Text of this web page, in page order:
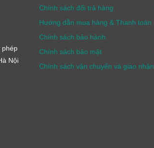
phép
Nội
Chính sách đổi trả hàng
Hướng dẫn mua hàng & Thanh toán
Chính sách bảo hành
Chính sách bảo mật
Chính sách vận chuyển và giao nhận